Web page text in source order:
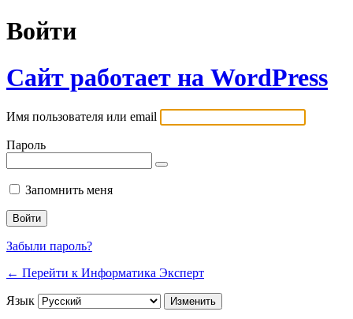
Войти
Сайт работает на WordPress
Имя пользователя или email
Пароль
Запомнить меня
Забыли пароль?
← Перейти к Информатика Эксперт
Язык